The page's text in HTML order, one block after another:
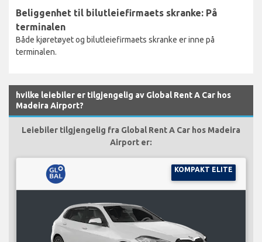
Beliggenhet til bilutleiefirmaets skranke: På
terminalen
Både kjøretøyet og bilutleiefirmaets skranke er inne på
terminalen.
hvilke leiebiler er tilgjengelig av Global Rent A Car hos
Madeira Airport?
Leiebiler tilgjengelig fra Global Rent A Car hos Madeira
Airport er:
KOMPAKT ELITE